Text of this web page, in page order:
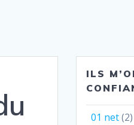
ILS
01 net(2)